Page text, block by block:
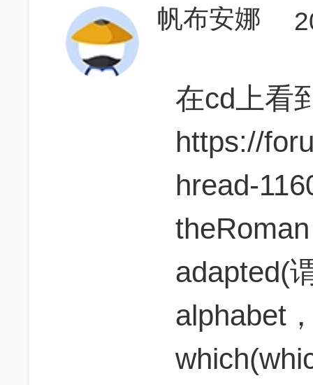
帆布安娜
在cd上看
https://
hread-
adapted(
alphabet